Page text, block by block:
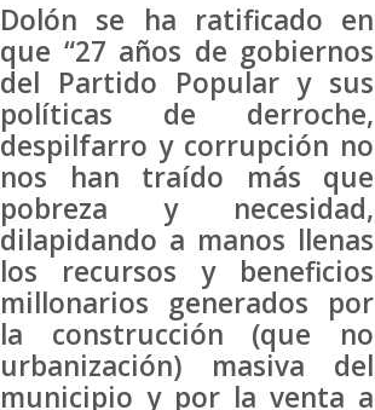
Dolón se ha ratificado en
que “27 años de gobiernos
del Partido Popular y sus
políticas de derroche,
despilfarro y corrupción no
nos han traído más que
pobreza y necesidad,
dilapidando a manos llenas
los recursos y beneficios
millonarios generados por
la construcción (que no
urbanización) masiva del
municipio y por la venta a